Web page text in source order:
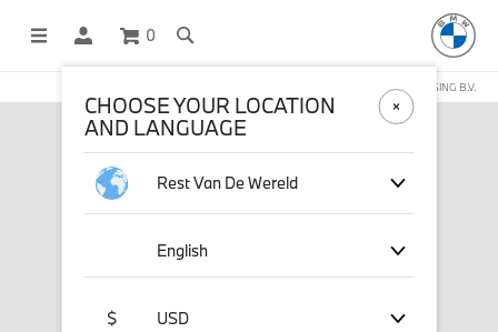
0
DEZE WEBSHOP WORDT BEHEERD DOOR STICHD SPORTMERCHANDISING B.V.
CHOOSE YOUR LOCATION
AND LANGUAGE
Rest Van De Wereld
English
$ USD